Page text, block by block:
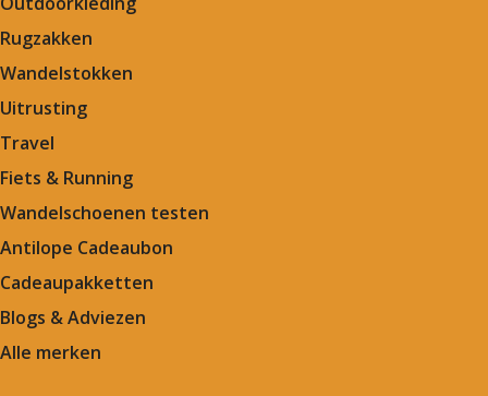
Rugzakken
Wandelstokken
Uitrusting
Travel
Fiets & Running
Wandelschoenen testen
Antilope Cadeaubon
Cadeaupakketten
Blogs & Adviezen
Alle merken